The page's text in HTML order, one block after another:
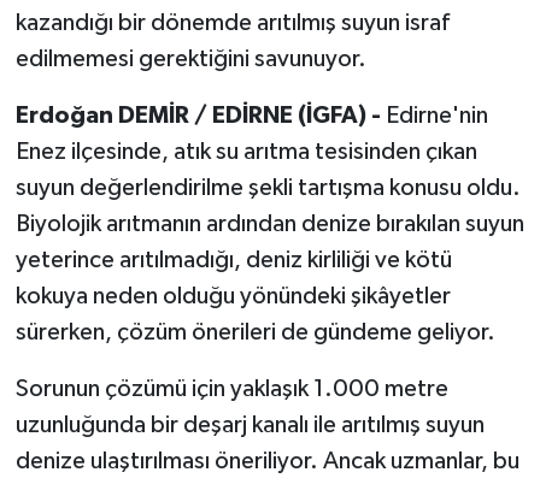
kazandığı bir dönemde arıtılmış suyun israf
edilmemesi gerektiğini savunuyor.
Erdoğan DEMİR / EDİRNE (İGFA) - Edirne'nin
Enez ilçesinde, atık su arıtma tesisinden çıkan
suyun değerlendirilme şekli tartışma konusu oldu.
Biyolojik arıtmanın ardından denize bırakılan suyun
yeterince arıtılmadığı, deniz kirliliği ve kötü
kokuya neden olduğu yönündeki şikâyetler
sürerken, çözüm önerileri de gündeme geliyor.
Sorunun çözümü için yaklaşık 1.000 metre
uzunluğunda bir deşarj kanalı ile arıtılmış suyun
denize ulaştırılması öneriliyor. Ancak uzmanlar, bu